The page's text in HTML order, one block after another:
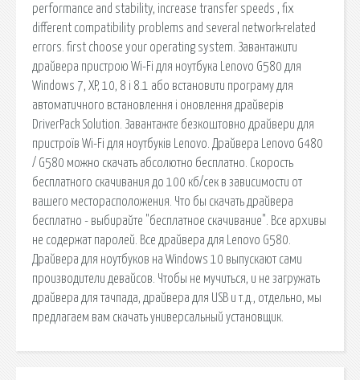
performance and stability, increase transfer speeds , fix
different compatibility problems and several network-related
errors. first choose your operating system. Завантажити
драйвера пристрою Wi-Fi для ноутбука Lenovo G580 для
Windows 7, XP, 10, 8 і 8.1 або встановити програму для
автоматичного встановлення і оновлення драйверів
DriverPack Solution. Завантажте безкоштовно драйвери для
пристроїв Wi-Fi для ноутбуків Lenovo. Драйвера Lenovo G480
/ G580 можно скачать абсолютно бесплатно. Скорость
бесплатного скачивания до 100 кб/сек в зависимости от
вашего месторасположения. Что бы скачать драйвера
бесплатно - выбирайте "бесплатное скачивание". Все архивы
не содержат паролей. Все драйвера для Lenovo G580.
Драйвера для ноутбуков на Windows 10 выпускают сами
производители девайсов. Чтобы не мучиться, и не загружать
драйвера для тачпада, драйвера для USB и т.д., отдельно, мы
предлагаем вам скачать универсальный установщик.